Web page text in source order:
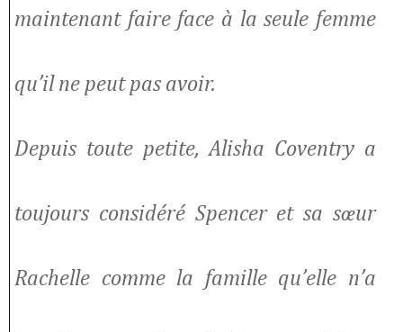
maintenant faire face à la seule femme
qu’il ne peut pas avoir.
Depuis toute petite, Alisha Coventry a
toujours considéré Spencer et sa sœur
Rachelle comme la famille qu’elle n’a